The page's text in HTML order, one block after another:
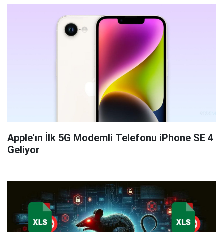
Apple'ın İlk 5G Modemli Telefonu iPhone SE 4
Geliyor